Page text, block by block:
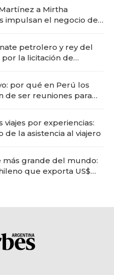
a Mirtha
impulsan el negocio del
petrolero y rey del
la licitación de
por qué en Perú los
de ser reuniones para
viajes por experiencias:
la asistencia al viajero
más grande del mundo:
que exporta US$